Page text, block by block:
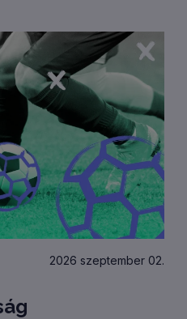
8.00.-10.45.Délelőtti
13.30.-15.30.
2026 szeptember 02.